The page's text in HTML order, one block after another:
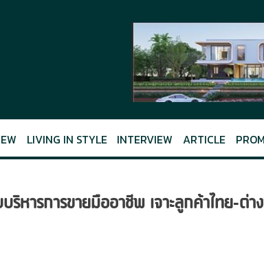
LIVING IN STYLE INTERVIEW ARTICLE
หารการขายมืออาชีพ เจาะลูกค้าไทย-ต่